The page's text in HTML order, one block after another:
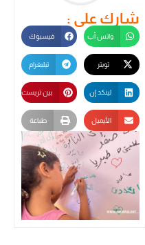
شارك على :
واتس أب فيسبوك
تيليغرام
لينكد إن بين تريست
الأيميل طباعة